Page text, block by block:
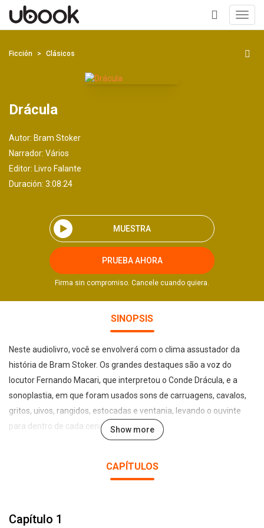
+
Ficción Clásicos
Drácula
Autor: Bram Stoker
Narrador: Vários
Editor: Livro Falante
Duración: 3:08:24
MUESTRA
PRUEBA AHORA
Firma sin compromiso. Cancele cuando quiera.
SINOPSIS
Neste audiolivro, você se envolverá com o clima assustador da
história de Bram Stoker. Os grandes destaques são a voz do
locutor Fernando Macari, que interpretou o Conde Drácula, e a
sonoplastia, em que foram usados sons de carruagens, cavalos,
gritos, uivos, rangidos, estocadas e ventania, levando o ouvinte
para dentro de cada cena.
vozes de cerca de vinte personagens.
Hacker); Cristiana Galvão (mulheres do castelo, mulher do hotel,
Show more
CAPÍTULOS
Capítulo 1